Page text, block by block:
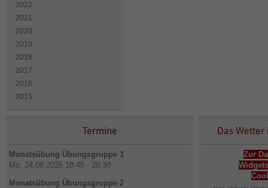
2022
2021
2020
2019
2018
2017
2016
2015
Termine
Monatsübung Übungsgruppe 1
Mo, 24.08.2026 18:45 - 20:30
Monatsübung Übungsgruppe 2
Das Wetter
Zur